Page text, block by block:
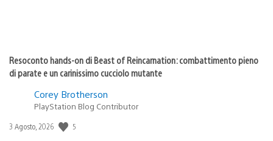
Resoconto hands-on di Beast of Reincarnation: combattimento pieno
di parate e un carinissimo cucciolo mutante
Corey Brotherson
PlayStation Blog Contributor
Data
3 Agosto, 2026 5